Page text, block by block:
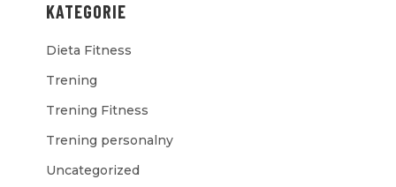
KATEGORIE
Dieta Fitness
Trening
Trening Fitness
Trening personalny
Uncategorized